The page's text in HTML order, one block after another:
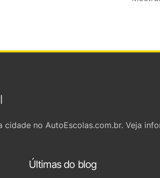
cidade no AutoEscolas.com.br. Veja
Últimas do blog